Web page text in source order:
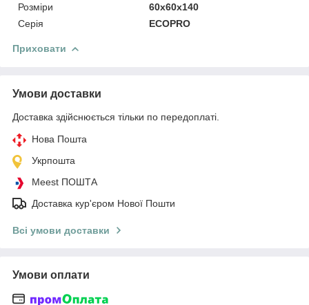
Розміри
60х60х140
Серія
ECOPRO
Приховати
Умови доставки
Доставка здійснюється тільки по передоплаті.
Нова Пошта
Укрпошта
Meest ПОШТА
Доставка кур'єром Нової Пошти
Всі умови доставки
Умови оплати